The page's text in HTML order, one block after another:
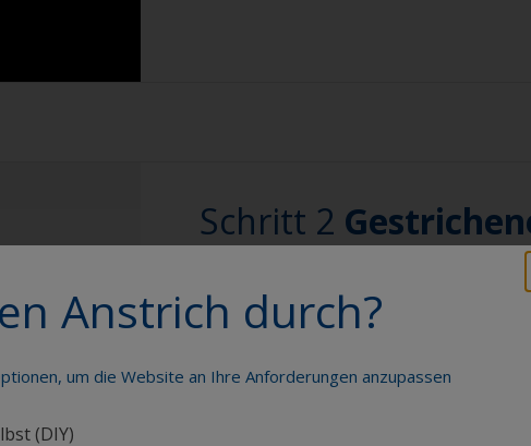
dem Hochdruckreiniger. Manche
Leistung, dass sie das Farbsystem
Besonderes Augenmerk sollte auf die
Wasserlinie oder andere Bereiche mit
Verunreinigung gelegt werden.
Schritt 2
Antifouling in
schleifen
Wenn das neue Antifouling mit dem
ist, können Sie es normalerweise
auftragen, ohne es anzuschleifen.
Anstrich durch?
um die Website an Ihre Anforderungen anzupassen
(DIY)